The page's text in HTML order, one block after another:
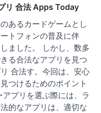
リ 合法 Apps Today
あるカードゲームとし
トフォンの普及に伴
ました。 しかし、数多
る合法なアプリを見つ
合法す。今回は、安心
つけるためのポイント
プリを選ぶ際には、ラ
的なアプリは、適切な